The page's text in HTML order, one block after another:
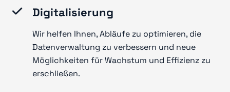
Digitalisierung
Wir helfen Ihnen, Abläufe zu optimieren, die
Datenverwaltung zu verbessern und neue
Möglichkeiten für Wachstum und Effizienz zu
erschließen.